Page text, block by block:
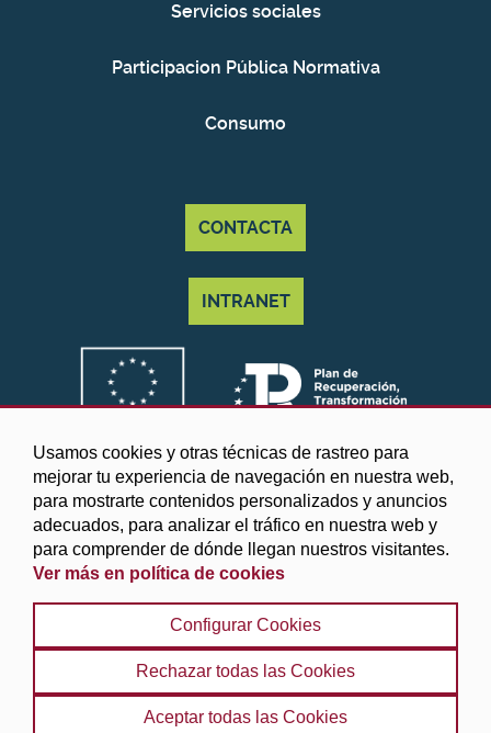
Usamos cookies y otras técnicas de rastreo para
mejorar tu experiencia de navegación en nuestra web,
para mostrarte contenidos personalizados y anuncios
adecuados, para analizar el tráfico en nuestra web y
para comprender de dónde llegan nuestros visitantes.
Ver más en política de cookies
Configurar Cookies
Rechazar todas las Cookies
Aceptar todas las Cookies
Servicios sociales
Participacion Pública Normativa
Consumo
CONTACTA
INTRANET
©2025 Diputación de Granada
Aviso legal y Política de privacidad | Política de cookies
Protección de datos | Accesibilidad | Búsqueda |
Mapa web